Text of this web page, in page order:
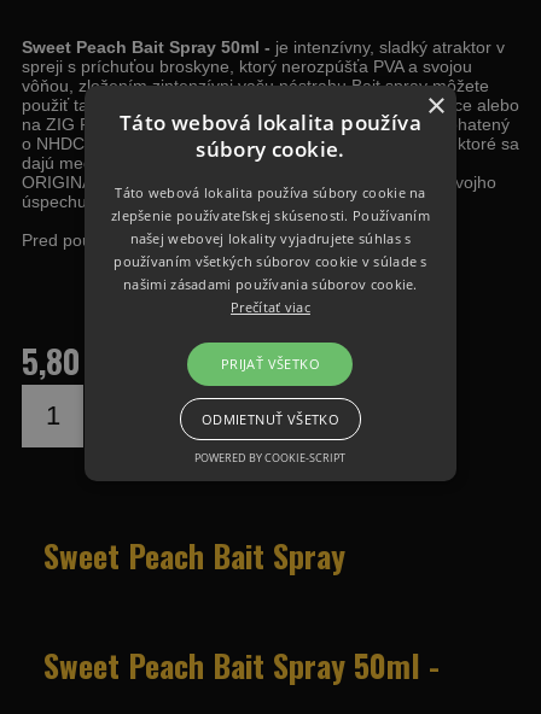
Sweet Peach Bait Spray 50ml - je intenzívny, sladký atraktor v
spreji s príchuťou broskyne, ktorý nerozpúšťa PVA a svojou
vôňou, zložením zintenzívni vašu nástrahu.Bait spray môžete
použiť tak na boilies, pelety, či umelé červy, umelé kukurice alebo
na ZIG RIG peny. Sweet Peach Bait Spray je sladký. Obohatený
o NHDC.V našej ponuke nájdete 10 druhov bait spreyov, ktoré sa
dajú medzi sebou kombinovať a vy si tak viete spraviť
ORIGINÁLNU neokúkanú nástrahu, kde ste vy tvorcom svojho
úspechu.
Pred použitím je vhodné ho pretrepať.
5,80 €
DO KOŠÍKA
Sweet Peach Bait Spray
Sweet Peach Bait Spray 50ml -
×
Táto webová lokalita používa
súbory cookie.
Táto webová lokalita používa súbory cookie na
zlepšenie používateľskej skúsenosti. Používaním
našej webovej lokality vyjadrujete súhlas s
používaním všetkých súborov cookie v súlade s
našimi zásadami používania súborov cookie.
Prečítať viac
PRIJAŤ VŠETKO
ODMIETNUŤ VŠETKO
POWERED BY COOKIE-SCRIPT